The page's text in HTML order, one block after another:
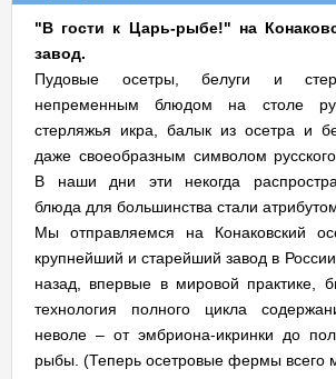
"В гости к Царь-рыбе!" на
завод.
Пудовые осетры, белуги и
непременным блюдом на столе
стерляжья икра, балык из осетра и
даже своеобразным символом русского
В наши дни эти некогда
блюда для большинства стали
Мы отправляемся на Конаковский
крупнейший и старейший завод в
назад, впервые в мировой практике,
технология полного цикла
неволе – от эмбриона-икринки до
рыбы. (Теперь осетровые фермы всего